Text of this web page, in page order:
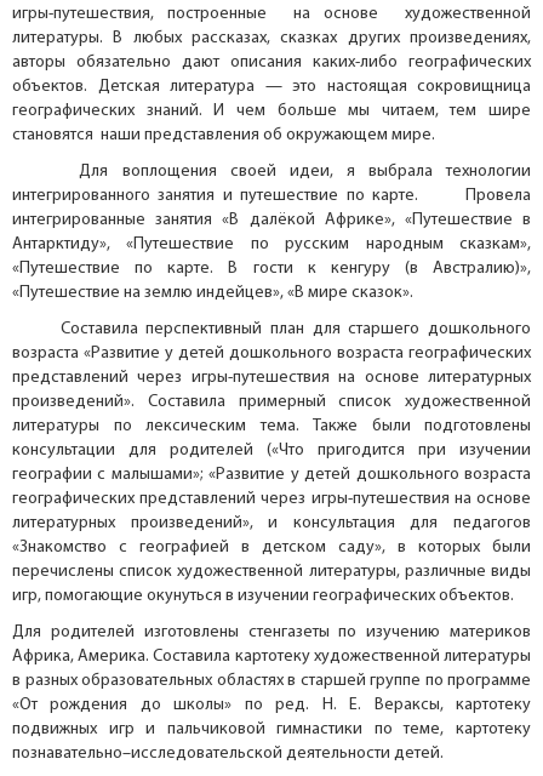
игры-путешествия, построенные на основе художественной
литературы. В любых рассказах, сказках других произведениях,
авторы обязательно дают описания каких-либо географических
объектов. Детская литература — это настоящая сокровищница
географических знаний. И чем больше мы читаем, тем шире
становятся наши представления об окружающем мире.
Для воплощения своей идеи, я выбрала технологии
интегрированного занятия и путешествие по карте. Провела
интегрированные занятия «В далёкой Африке», «Путешествие в
Антарктиду», «Путешествие по русским народным сказкам»,
«Путешествие по карте. В гости к кенгуру (в Австралию)»,
«Путешествие на землю индейцев», «В мире сказок».
Составила перспективный план для старшего дошкольного
возраста «Развитие у детей дошкольного возраста географических
представлений через игры-путешествия на основе литературных
произведений». Составила примерный список художественной
литературы по лексическим тема. Также были подготовлены
консультации для родителей («Что пригодится при изучении
географии с малышами»; «Развитие у детей дошкольного возраста
географических представлений через игры-путешествия на основе
литературных произведений», и консультация для педагогов
«Знакомство с географией в детском саду», в которых были
перечислены список художественной литературы, различные виды
игр, помогающие окунуться в изучении географических объектов.
Для родителей изготовлены стенгазеты по изучению материков
Африка, Америка. Составила картотеку художественной литературы
в разных образовательных областях в старшей группе по программе
«От рождения до школы» по ред. Н. Е. Вераксы, картотеку
подвижных игр и пальчиковой гимнастики по теме, картотеку
познавательно–исследовательской деятельности детей.